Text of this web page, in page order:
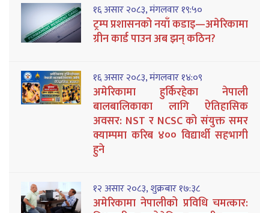
१६ असार २०८३, मंगलवार १९:५०
ट्रम्प प्रशासनको नयाँ कडाइ—अमेरिकामा
ग्रीन कार्ड पाउन अब झन् कठिन?
१६ असार २०८३, मंगलवार १४:०९
अमेरिकामा हुर्किरहेका नेपाली
बालबालिकाका लागि ऐतिहासिक
अवसर: NST र NCSC को संयुक्त समर
क्याम्पमा करिब ४०० विद्यार्थी सहभागी
हुने
१२ असार २०८३, शुक्रबार १७:३८
अमेरिकामा नेपालीको प्रविधि चमत्कार: